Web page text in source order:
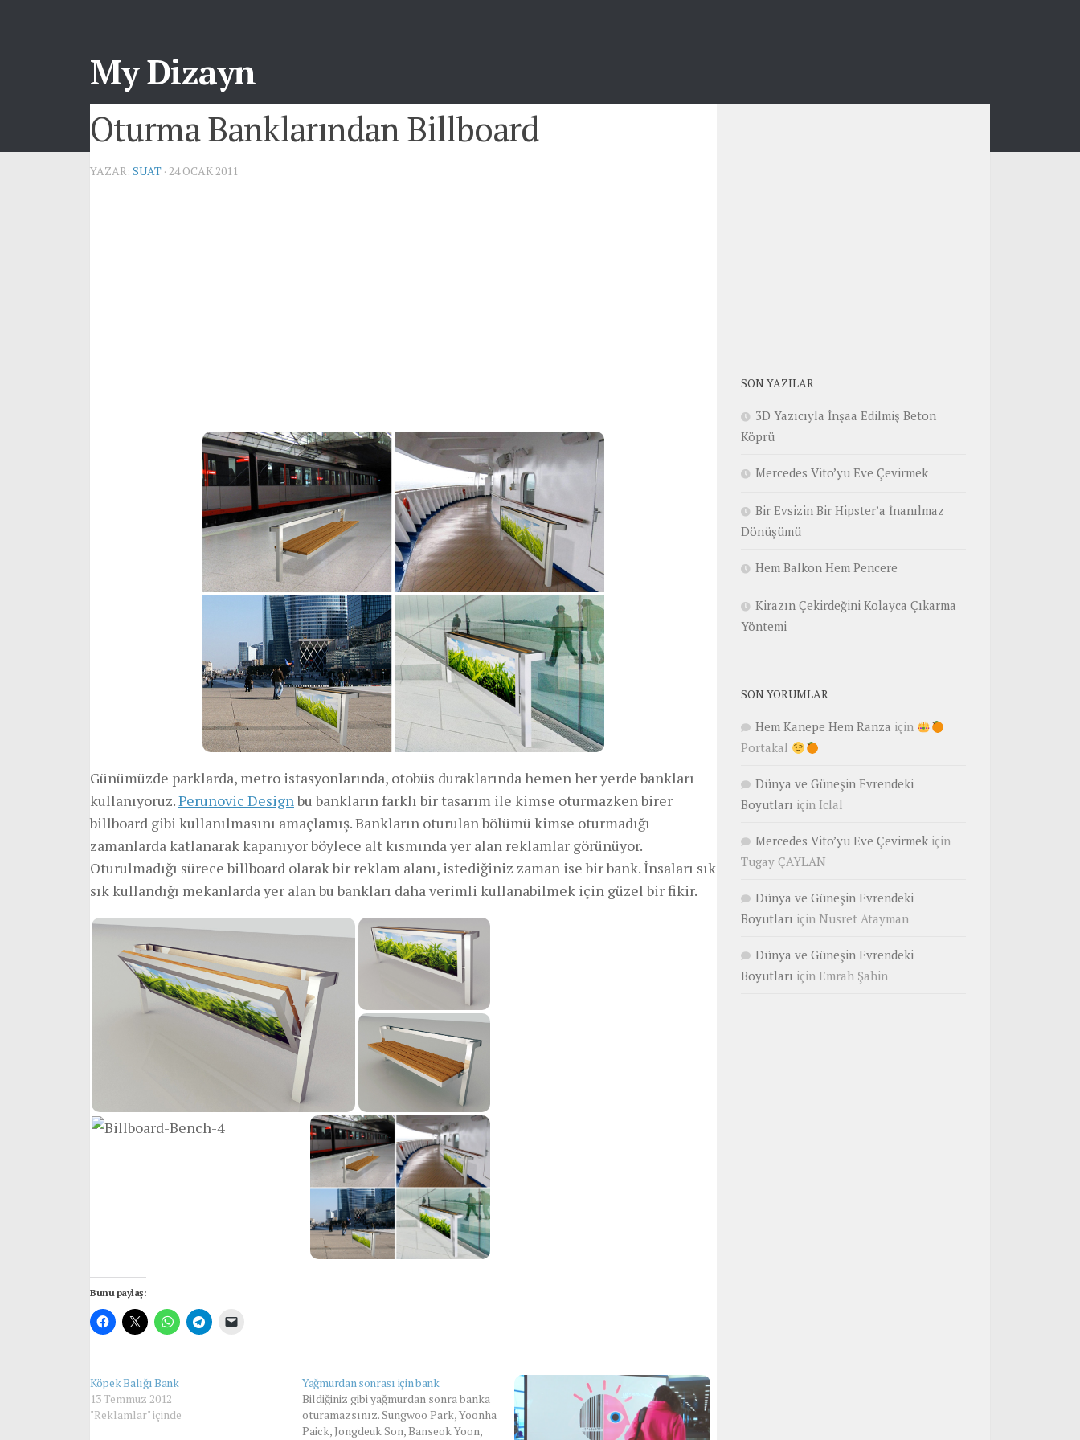
My Dizayn
Oturma Banklarından Billboard
YAZAR: SUAT · 24 OCAK 2011
Günümüzde parklarda, metro istasyonlarında, otobüs duraklarında hemen her yerde bankları
kullanıyoruz.Perunovic Designbu bankların farklı bir tasarım ile kimse oturmazken birer
billboard gibi kullanılmasını amaçlamış. Bankların oturulan bölümü kimse oturmadığı
zamanlarda katlanarak kapanıyor böylece alt kısmında yer alan reklamlar görünüyor.
Oturulmadığı sürece billboard olarak bir reklam alanı, istediğiniz zaman ise bir bank. İnsaları sık
sık kullandığı mekanlarda yer alan bu bankları daha verimli kullanabilmek için güzel bir fikir.
Bunu paylaş:
Köpek Balığı Bank
13 Temmuz 2012
"Reklamlar" içinde
Yağmurdan sonrası için bank
Bildiğiniz gibi yağmurdan sonra banka
oturamazsınız. Sungwoo Park, Yoonha
Paick, Jongdeuk Son, Banseok Yoon,
SON YAZILAR
3D Yazıcıyla İnşaa Edilmiş Beton
Köprü
Mercedes Vito’yu Eve Çevirmek
Bir Evsizin Bir Hipster’a İnanılmaz
Dönüşümü
Hem Balkon Hem Pencere
Kirazın Çekirdeğini Kolayca Çıkarma
Yöntemi
SON YORUMLAR
Hem Kanepe Hem Ranza için
Portakal
Dünya ve Güneşin Evrendeki
Boyutları için Iclal
Mercedes Vito’yu Eve Çevirmek için
Tugay ÇAYLAN
Dünya ve Güneşin Evrendeki
Boyutları için Nusret Atayman
Dünya ve Güneşin Evrendeki
Boyutları için Emrah Şahin